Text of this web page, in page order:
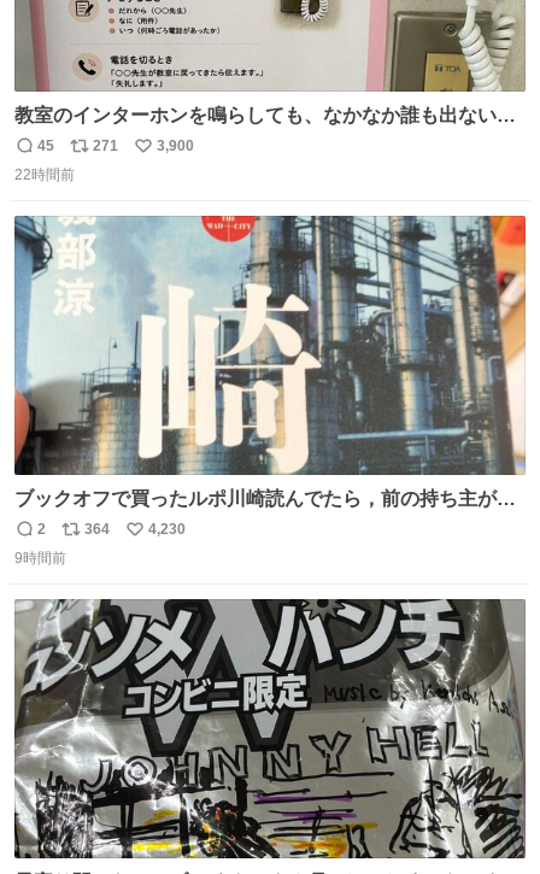
教室のインターホンを鳴らしても、なかなか誰も出ないこ
とがあります…。 もしかすると「電話の出方」に困ってい
るのかもしれません。 そこで「何を話せばいいか」が見え
す。 インターホンの応対も大切なコミュニケーションの学
びです。
返
信
45
リ
ポ
ト
数
271
い
数
3,900
22時間前
ブックオフで買ったルポ川崎読んでたら，前の持ち主がラ
ッパーになる決意をした形跡があってウケた
返
信
2
リ
ポ
ト
数
364
い
数
4,230
9時間前